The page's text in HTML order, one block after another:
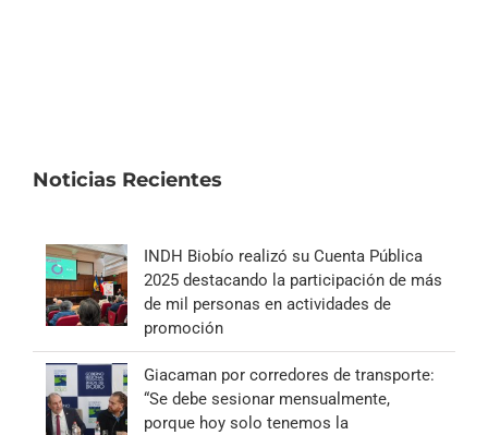
Noticias Recientes
INDH Biobío realizó su Cuenta Pública
2025 destacando la participación de más
de mil personas en actividades de
promoción
Giacaman por corredores de transporte:
“Se debe sesionar mensualmente,
porque hoy solo tenemos la